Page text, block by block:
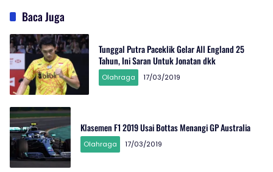
Baca Juga
Tunggal Putra Paceklik Gelar All England 25
Tahun, Ini Saran Untuk Jonatan dkk
Olahraga 17/03/2019
Klasemen F1 2019 Usai Bottas Menangi GP Australia
Olahraga 17/03/2019